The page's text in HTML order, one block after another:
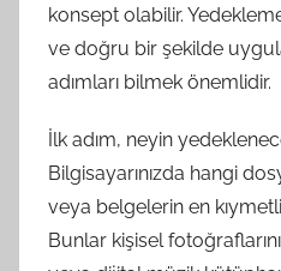
konsept olabilir.
ve doğru bir şekilde
adımları bilmek önemlidir.
İlk adım, neyin
Bilgisayarınızda hangi
veya belgelerin en
Bunlar kişisel